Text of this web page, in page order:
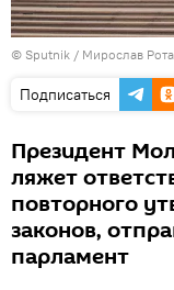
© Sputnik / Мирослав
Подписаться
Президент
ляжет
повторного
законов,
парламент